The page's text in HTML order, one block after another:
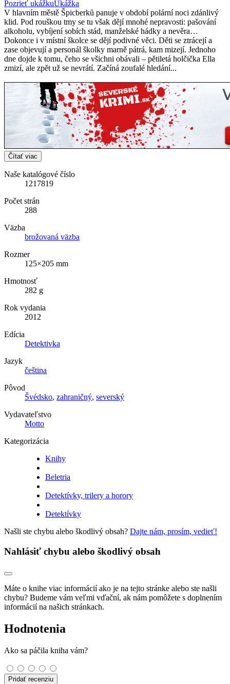
Pozrieť ukážkuUkážka
V hlavním městě Špicberků panuje v období polární noci zdánlivý
klid. Pod rouškou tmy se tu však dějí mnohé nepravosti: pašování
alkoholu, vybíjení sobích stád, manželské hádky a nevěra…
Dokonce i v místní školce se dějí podivné věci. Děti se ztrácejí a
zase objevují a personál školky marně pátrá, kam mizejí. Jednoho
dne dojde k tomu, čeho se všichni obávali – pětiletá holčička Ella
zmizí, ale zpět už se nevrátí. Začíná zoufalé hledání...
Čítať viac
Naše katalógové číslo
1217819
Počet strán
288
Väzba
brožovaná väzba
Rozmer
125×205 mm
Hmotnosť
282 g
Rok vydania
2012
Edícia
Detektivka
Jazyk
čeština
Pôvod
Švédsko, zahraničný, severský
Vydavateľstvo
Motto
Kategorizácia
Knihy
Beletria
Detektívky, trilery a horory
Detektívky
Našli ste chybu alebo škodlivý obsah? Dajte nám, prosím, vedieť!
Nahlásiť chybu alebo škodlivý obsah
Máte o knihe viac informácií ako je na tejto stránke alebo ste našli
chybu? Budeme vám veľmi vďační, ak nám pomôžete s doplnením
informácií na našich stránkach.
Hodnotenia
Ako sa páčila kniha vám?
Pridať recenziu